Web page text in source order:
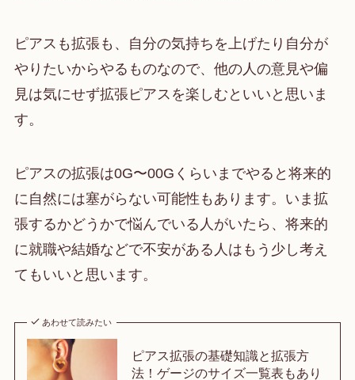
ピアスも拡張も、自分の気持ちを上げたり自分が
やりたいからやるものなので、他の人の意見や偏
見は気にせず拡張ピアスを楽しむといいと思いま
す。
ピアスの拡張は0G〜00Gくらいまでやると将来的
に自然には塞がらない可能性もあります。いま拡
張するかどうかで悩んでいる人がいたら、将来的
に就職や結婚などで不安がある人はもう少し考え
てもいいと思います。
あわせて読みたい
ピアス拡張の基礎知識と拡張方
法！ゲージのサイズ一覧表もあり